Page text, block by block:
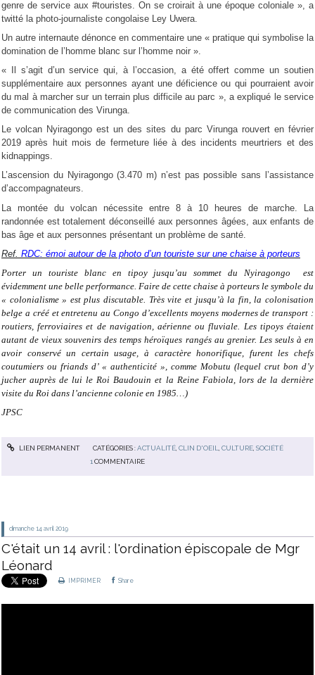
genre de service aux #touristes. On se croirait à une époque coloniale », a
twitté la photo-journaliste congolaise Ley Uwera.
Un autre internaute dénonce en commentaire une « pratique qui symbolise la
domination de l’homme blanc sur l’homme noir ».
« Il s’agit d’un service qui, à l’occasion, a été offert comme un soutien
supplémentaire aux personnes ayant une déficience ou qui pourraient avoir
du mal à marcher sur un terrain plus difficile au parc », a expliqué le service
de communication des Virunga.
Le volcan Nyiragongo est un des sites du parc Virunga rouvert en février
2019 après huit mois de fermeture liée à des incidents meurtriers et des
kidnappings.
L’ascension du Nyiragongo (3.470 m) n’est pas possible sans l’assistance
d’accompagnateurs.
La montée du volcan nécessite entre 8 à 10 heures de marche. La
randonnée est totalement déconseillé aux personnes âgées, aux enfants de
bas âge et aux personnes présentant un problème de santé.
Ref. RDC: émoi autour de la photo d’un touriste sur une chaise à porteurs
Porter un touriste blanc en tipoy jusqu’au sommet du Nyiragongo est
évidemment une belle performance. Faire de cette chaise à porteurs le symbole du
« colonialisme » est plus discutable. Très vite et jusqu’à la fin, la colonisation
belge a créé et entretenu au Congo d’excellents moyens modernes de transport :
routiers, ferroviaires et de navigation, aérienne ou fluviale. Les tipoys étaient
autant de vieux souvenirs des temps héroïques rangés au grenier. Les seuls à en
avoir conservé un certain usage, à caractère honorifique, furent les chefs
coutumiers ou friands d’ « authenticité », comme Mobutu (lequel crut bon d’y
jucher auprès de lui le Roi Baudouin et la Reine Fabiola, lors de la dernière
visite du Roi dans l’ancienne colonie en 1985…)
JPSC
LIEN PERMANENT CATÉGORIES :ACTUALITÉ, CLIN D'OEIL, CULTURE, SOCIÉTÉ
1 COMMENTAIRE
dimanche 14 avril 2019
C'était un 14 avril : l'ordination épiscopale de Mgr
Léonard
IMPRIMER Share